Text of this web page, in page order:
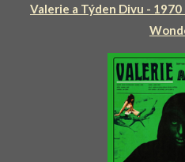
Valerie a Týden Divu -